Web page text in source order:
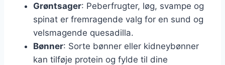
Grøntsager: Peberfrugter, løg, svampe og
spinat er fremragende valg for en sund og
velsmagende quesadilla.
Bønner: Sorte bønner eller kidneybønner
kan tilføje protein og fylde til dine